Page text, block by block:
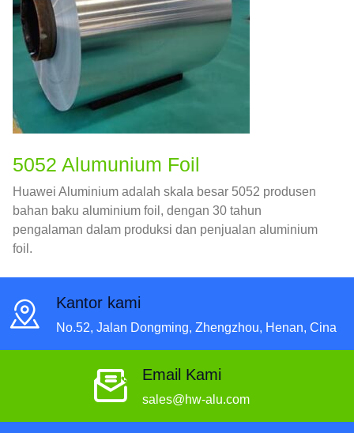
5052 Alumunium Foil
Huawei Aluminium adalah skala besar 5052 produsen
bahan baku aluminium foil, dengan 30 tahun
pengalaman dalam produksi dan penjualan aluminium
foil.
Kantor kami
No.52, Jalan Dongming, Zhengzhou, Henan, Cina
Email Kami
sales@hw-alu.com